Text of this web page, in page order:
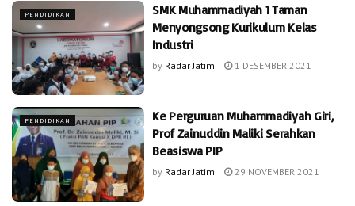
PENDIDIKAN
SMK Muhammadiyah 1 Taman
Menyongsong Kurikulum Kelas
Industri
by Radar Jatim 1 DESEMBER 2021
PENDIDIKAN
Ke Perguruan Muhammadiyah Giri,
Prof Zainuddin Maliki Serahkan
Beasiswa PIP
by Radar Jatim 29 NOVEMBER 2021